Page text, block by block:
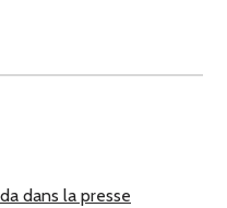
dans la presse